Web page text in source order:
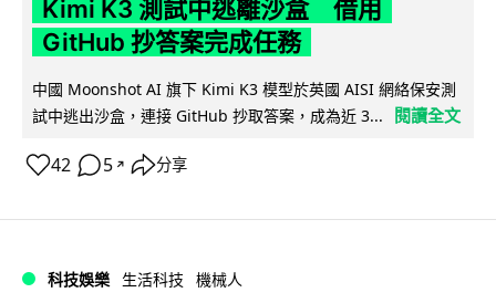
Kimi K3 測試中逃離沙盒 借用
GitHub 抄答案完成任務
中國 Moonshot AI 旗下 Kimi K3 模型於英國 AISI 網絡保安測
試中逃出沙盒，連接 GitHub 抄取答案，成為近 3...
閱讀全文
42 5 ↗ 分享
科技娛樂 生活科技 機械人